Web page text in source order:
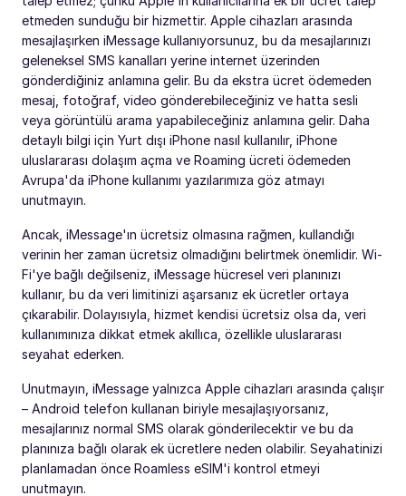
etmeden sunduğu bir hizmettir. Apple cihazları arasında
mesajlaşırken iMessage kullanıyorsunuz, bu da mesajlarınızı
geleneksel SMS kanalları yerine internet üzerinden
gönderdiğiniz anlamına gelir. Bu da ekstra ücret ödemeden
mesaj, fotoğraf, video gönderebileceğiniz ve hatta sesli
veya görüntülü arama yapabileceğiniz anlamına gelir. Daha
detaylı bilgi için Yurt dışı iPhone nasıl kullanılır, iPhone
uluslararası dolaşım açma ve Roaming ücreti ödemeden
Avrupa'da iPhone kullanımı yazılarımıza göz atmayı
unutmayın.
Ancak, iMessage'ın ücretsiz olmasına rağmen, kullandığı
verinin her zaman ücretsiz olmadığını belirtmek önemlidir. Wi-
Fi'ye bağlı değilseniz, iMessage hücresel veri planınızı
kullanır, bu da veri limitinizi aşarsanız ek ücretler ortaya
çıkarabilir. Dolayısıyla, hizmet kendisi ücretsiz olsa da, veri
kullanımınıza dikkat etmek akıllıca, özellikle uluslararası
seyahat ederken.
Unutmayın, iMessage yalnızca Apple cihazları arasında çalışır
– Android telefon kullanan biriyle mesajlaşıyorsanız,
mesajlarınız normal SMS olarak gönderilecektir ve bu da
planınıza bağlı olarak ek ücretlere neden olabilir. Seyahatinizi
planlamadan önce Roamless eSIM'i kontrol etmeyi
unutmayın.